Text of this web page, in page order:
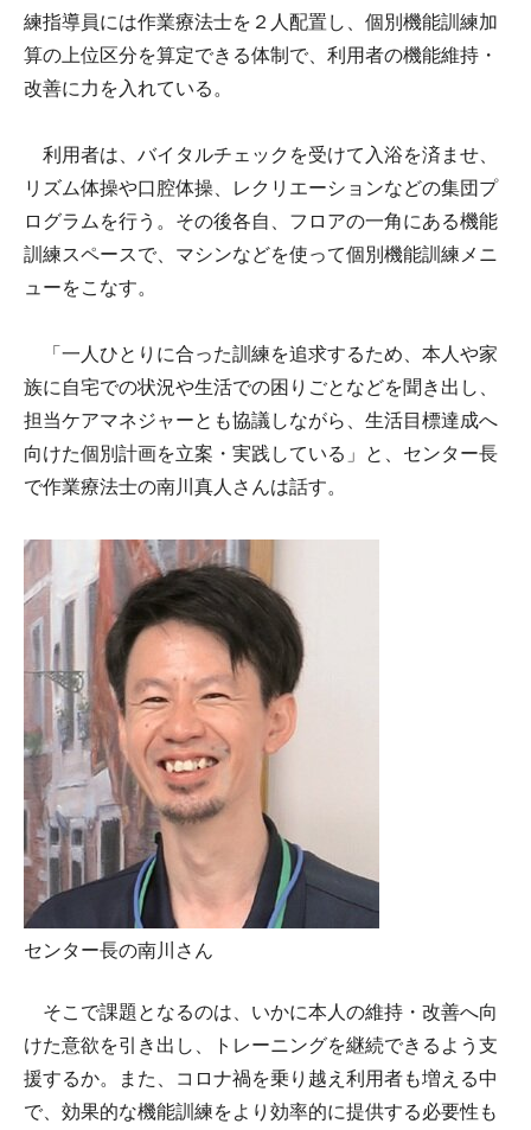
練指導員には作業療法士を２人配置し、個別機能訓練加
算の上位区分を算定できる体制で、利用者の機能維持・
改善に力を入れている。
利用者は、バイタルチェックを受けて入浴を済ませ、
リズム体操や口腔体操、レクリエーションなどの集団プ
ログラムを行う。その後各自、フロアの一角にある機能
訓練スペースで、マシンなどを使って個別機能訓練メニ
ューをこなす。
「一人ひとりに合った訓練を追求するため、本人や家
族に自宅での状況や生活での困りごとなどを聞き出し、
担当ケアマネジャーとも協議しながら、生活目標達成へ
向けた個別計画を立案・実践している」と、センター長
で作業療法士の南川真人さんは話す。
センター長の南川さん
そこで課題となるのは、いかに本人の維持・改善へ向
けた意欲を引き出し、トレーニングを継続できるよう支
援するか。また、コロナ禍を乗り越え利用者も増える中
で、効果的な機能訓練をより効率的に提供する必要性も